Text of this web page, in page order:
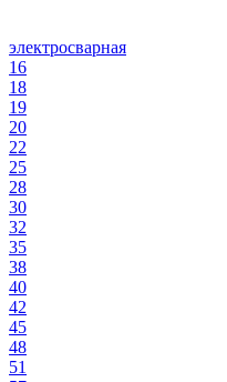
электросварная
16
18
19
20
22
25
28
30
32
35
38
40
42
45
48
51